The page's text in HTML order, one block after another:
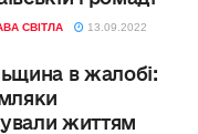
СВІТЛА 13.09.2022
в жалобі:
життям